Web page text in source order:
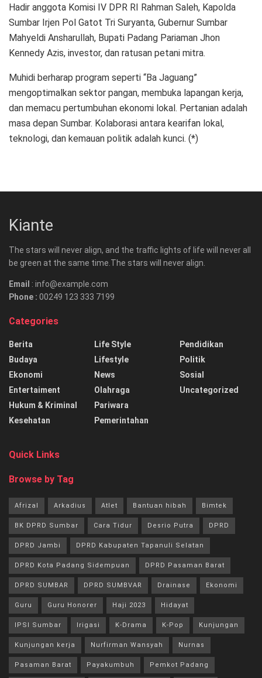
Hadir anggota Komisi IV DPR RI Rahman Saleh, Kapolda
Sumbar Irjen Pol Gatot Tri Suryanta, Gubernur Sumbar
Mahyeldi Ansharullah, Bupati Padang Pariaman Jhon
Kennedy Azis, investor, dan ratusan petani mitra.
Muhidi berharap program seperti “Ba Jaguang”
mengoptimalkan sektor pangan, membuka lapangan kerja,
dan memacu pertumbuhan ekonomi lokal. Pertanian adalah
masa depan Sumbar. Kolaborasi antara kearifan lokal,
teknologi, dan kemauan politik adalah kunci. (*)
Kiante
The stars will never align, and the traffic lights of life will never all
be green at the same time.The stars will never align.
Email : info@example.com
Phone : 00249 123 333 7199
Categories
Berita
Budaya
Ekonomi
Entertaiment
Hukum & Kriminal
Kesehatan
Life Style
Lifestyle
News
Olahraga
Pariwara
Pemerintahan
Pendidikan
Politik
Sosial
Uncategorized
Quick Links
Browse by Tag
Afrizal Arkadius Atlet Bantuan hibah Bimtek
BK DPRD Sumbar Cara Tidur Desrio Putra DPRD
DPRD Jambi DPRD Kabupaten Tapanuli Selatan
DPRD Kota Padang Sidempuan DPRD Pasaman Barat
DPRD SUMBAR DPRD SUMBVAR Drainase Ekonomi
Guru Guru Honorer Haji 2023 Hidayat
IPSI Sumbar Irigasi K-Drama K-Pop Kunjungan
Kunjungan kerja Nurfirman Wansyah Nurnas
Pasaman Barat Payakumbuh Pemkot Padang